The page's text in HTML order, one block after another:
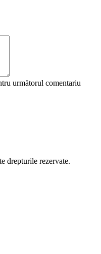
următorul comentariu
drepturile rezervate.